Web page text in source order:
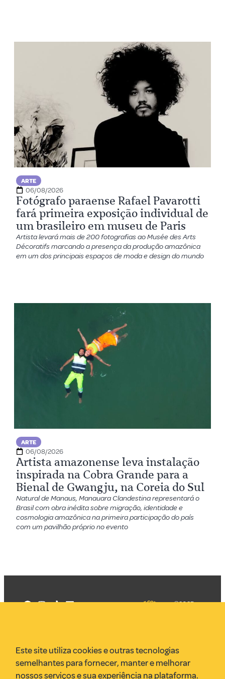
ARTE
06/08/2026
Fotógrafo paraense Rafael Pavarotti
fará primeira exposição individual de
um brasileiro em museu de Paris
Artista levará mais de 200 fotografias ao Musée des Arts
Décoratifs marcando a presença da produção amazônica
em um dos principais espaços de moda e design do mundo
ARTE
06/08/2026
Artista amazonense leva instalação
inspirada na Cobra Grande para a
Bienal de Gwangju, na Coreia do Sul
Natural de Manaus, Manauara Clandestina representará o
Brasil com obra inédita sobre migração, identidade e
cosmologia amazônica na primeira participação do país
com um pavilhão próprio no evento
VR Assessoria
Parcerias
©2025
Este site utiliza cookies e outras tecnologias
semelhantes para fornecer, manter e melhorar
nossos serviços e sua experiência na plataforma.